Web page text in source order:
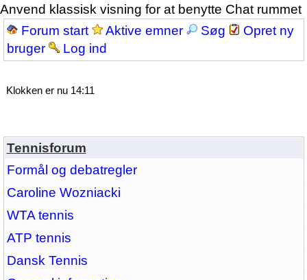
Anvend klassisk visning for at benytte Chat rummet
Forum start Aktive emner Søg
Opret ny
bruger
Log ind
Klokken er nu 14:11
Tennisforum
Formål og debatregler
Caroline Wozniacki
WTA tennis
ATP tennis
Dansk Tennis